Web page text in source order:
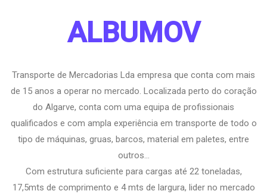
ALBUMOV
Transporte de Mercadorias Lda empresa que conta com mais
de 15 anos a operar no mercado. Localizada perto do coração
do Algarve, conta com uma equipa de profissionais
qualificados e com ampla experiência em transporte de todo o
tipo de máquinas, gruas, barcos, material em paletes, entre
outros...
Com estrutura suficiente para cargas até 22 toneladas,
17,5mts de comprimento e 4 mts de largura, lider no mercado